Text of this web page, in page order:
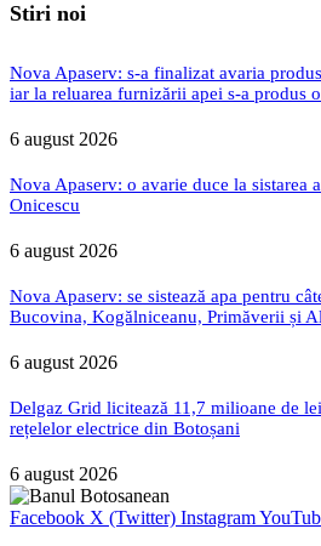
Stiri noi
Nova Apaserv: s-a finalizat avaria
iar la reluarea furnizării apei s-a produs
6 august 2026
Nova Apaserv: o avarie duce la sistarea
Onicescu
6 august 2026
Nova Apaserv: se sistează apa pentru
Bucovina, Kogălniceanu, Primăverii și
6 august 2026
Delgaz Grid licitează 11,7 milioane de
rețelelor electrice din Botoșani
6 august 2026
Facebook X (Twitter) Instagram